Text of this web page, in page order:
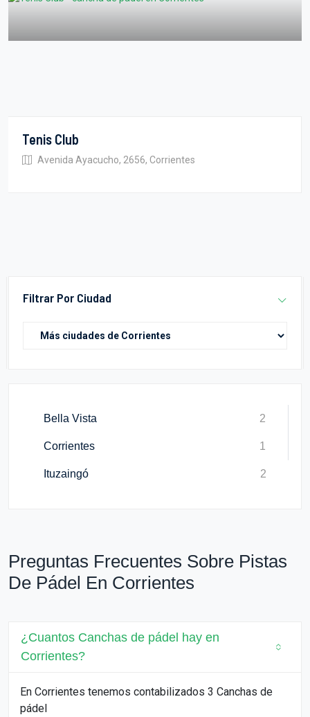
Filtrar Por Ciudad
Tenis Club
Avenida Ayacucho, 2656, Corrientes
Bella Vista 2
Corrientes 1
Ituzaingó 2
Preguntas Frecuentes Sobre Pistas
De Pádel En Corrientes
¿Cuantos Canchas de pádel hay en
Corrientes?
En Corrientes tenemos contabilizados 3 Canchas de
pádel